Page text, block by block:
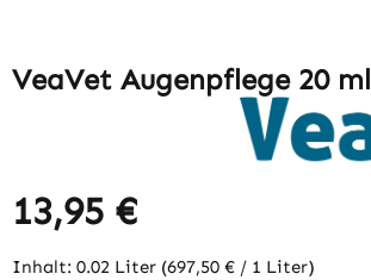
VeaVet Augenpflege 20 ml
Regulärer Preis:
13,95 €
Inhalt: 0.02 Liter (697,50 € / 1 Liter)